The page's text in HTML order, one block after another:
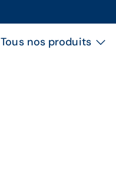
Tous nos produits